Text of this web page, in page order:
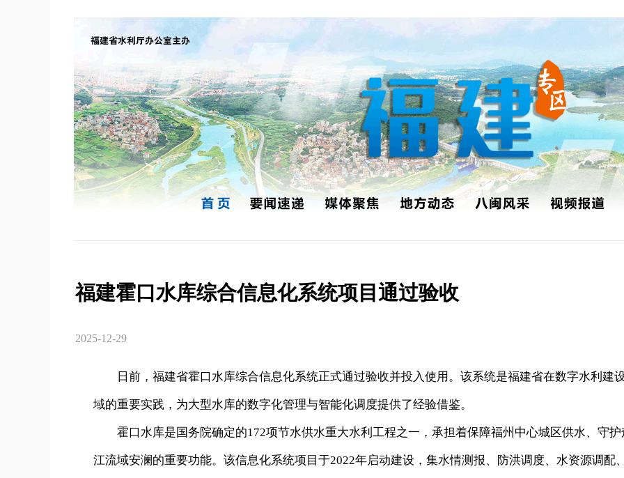
福建霍口水库综合信息化系统项目通过验收
2025-12-29
日前，福建省霍口水库综合信息化系统正式通过验收并投入使用。该系统是福建省在数字水利建
域的重要实践，为大型水库的数字化管理与智能化调度提供了经验借鉴。
霍口水库是国务院确定的172项节水供水重大水利工程之一，承担着保障福州中心城区供水、守护
江流域安澜的重要功能。该信息化系统项目于2022年启动建设，集水情测报、防洪调度、水资源调配